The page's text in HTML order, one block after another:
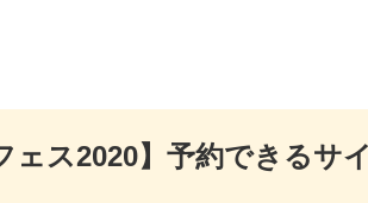
ェス2020】予約できるサ